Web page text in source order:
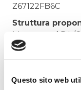
Questo sito web
Z67122FB6C
Struttura
Irisacqua srl P.I./
Tecnico
Oggetto:
FORNITURA
ANTISCHIUMA